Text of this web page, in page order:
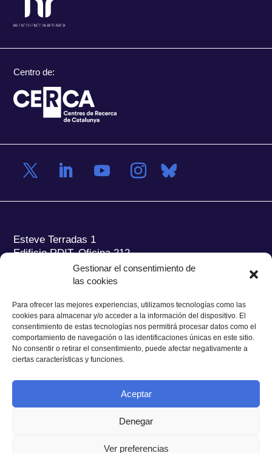
Gestionar el consentimiento de
las cookies
Para ofrecer las mejores experiencias, utilizamos tecnologías como las
cookies para almacenar y/o acceder a la información del dispositivo. El
consentimiento de estas tecnologías nos permitirá procesar datos como el
comportamiento de navegación o las identificaciones únicas en este sitio.
No consentir o retirar el consentimiento, puede afectar negativamente a
ciertas características y funciones.
Aceptar
Denegar
Ver preferencias
Centro de:
Esteve Terradas 1
Edificio RDIT, Oficina 212
Parc Mediterrani de la Tecnologia (PMT) Campus
08860 Castelldefels (Barcelona)
Tel.:+34 93 280 2088
Fax:+34 93 280 6395
E-mail:ieec@ieec.cat